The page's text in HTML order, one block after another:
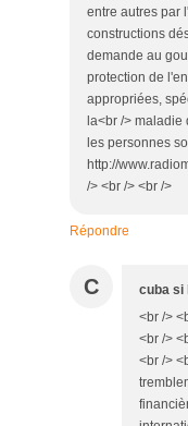
entre autres par
constructions
demande au
protection de
appropriées,
la<br />
les personnes
http://
/> <br /> <br />
Répondre
C cuba si
<br />
<br />
<br />